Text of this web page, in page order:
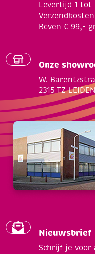
Levertijd 1 tot
Boven € 99,-
Onze
W.
2315 TZ LEIDEN
Nieuwsbrief
Schrijf je voor